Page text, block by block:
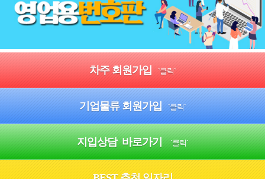
차주 회원가입 `클릭`
기업물류 회원가입 `클릭`
지입상담 바로가기 `클릭`